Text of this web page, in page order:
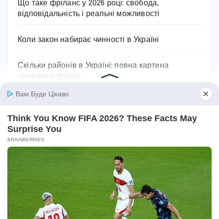
Що таке фріланс у 2026 році: свобода,
відповідальність і реальні можливості
Коли закон набирає чинності в Україні
Скільки районів в Україні: повна картина
сучасного поділу
змінювалася і на що впливає
Останні коментарі
Ольга
Як лікувати пієлонефрит в домашніх
умовах: вичерпний посібник
МарiядоЯк проявляється цистит: основні